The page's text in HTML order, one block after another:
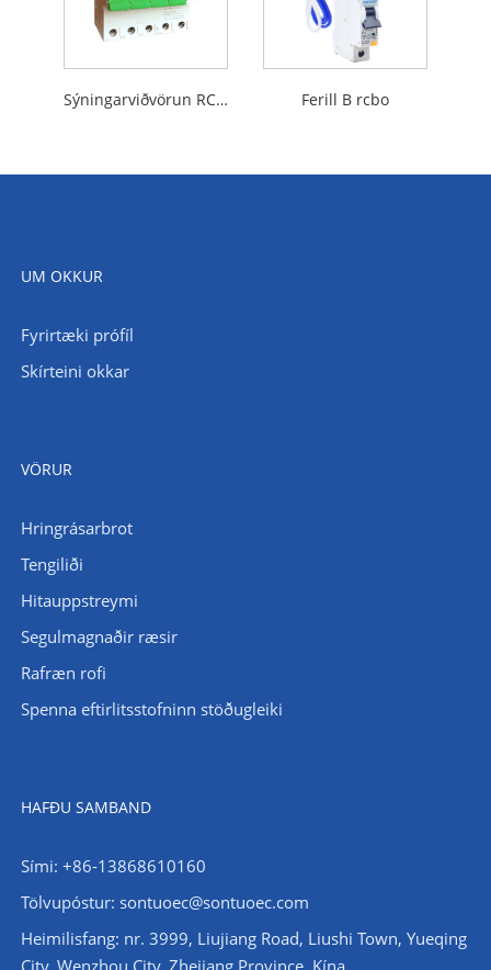
Sýningarviðvörun RCBO Ferill B rcbo
UM OKKUR
Fyrirtæki prófíl
Skírteini okkar
VÖRUR
Hringrásarbrot
Tengiliði
Hitauppstreymi
Segulmagnaðir ræsir
Rafræn rofi
Spenna eftirlitsstofninn stöðugleiki
HAFÐU SAMBAND
Sími: +86-13868610160
Tölvupóstur: sontuoec@sontuoec.com
Heimilisfang: nr. 3999, Liujiang Road, Liushi Town, Yueqing
City, Wenzhou City, Zhejiang Province, Kína